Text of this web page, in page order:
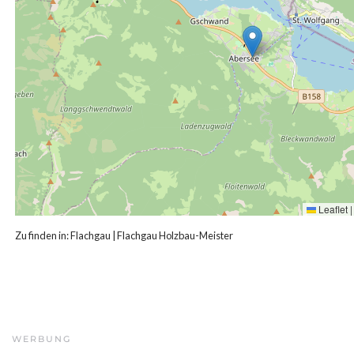
Leaflet |
Zu finden in:Flachgau Flachgau Holzbau-Meister
WERBUNG